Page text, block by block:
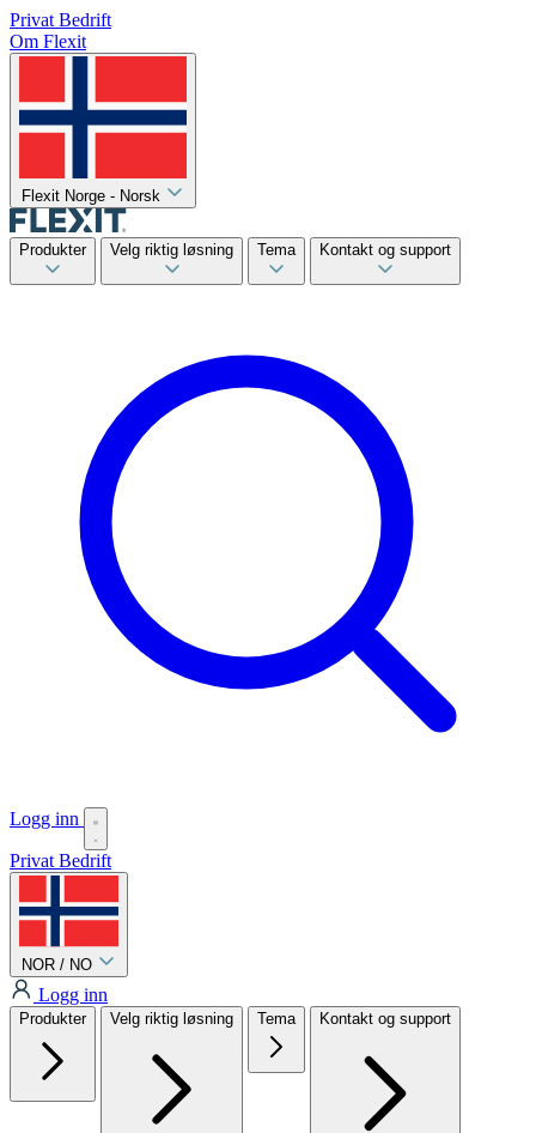
Privat Bedrift
Om Flexit
Flexit Norge - Norsk
Produkter Velg riktig løsning Tema Kontakt og support
Logg inn
Privat Bedrift
NOR / NO
Logg inn
Produkter Velg riktig løsning Tema Kontakt og support